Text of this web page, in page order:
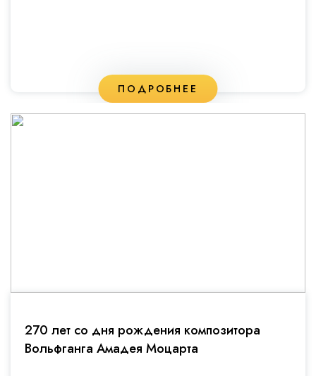
ПОДРОБНЕЕ
270 лет со дня рождения композитора
Вольфганга Амадея Моцарта